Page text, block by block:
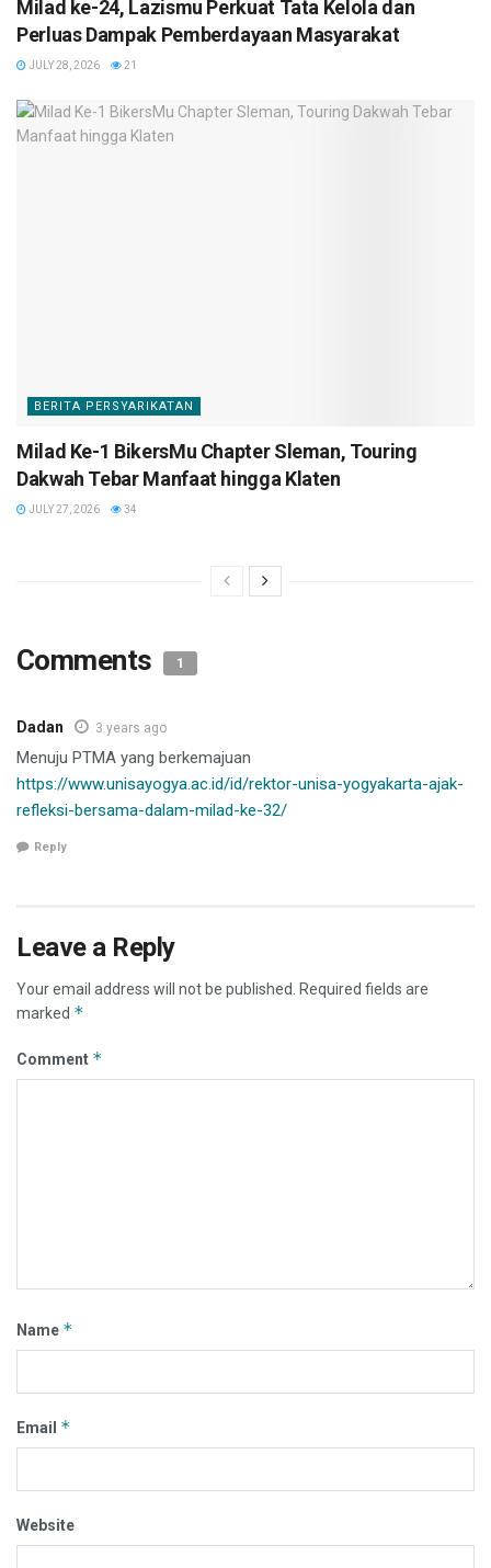
Milad ke-24, Lazismu Perkuat Tata Kelola dan
Perluas Dampak Pemberdayaan Masyarakat
JULY 28, 2026 21
BERITA PERSYARIKATAN
Milad Ke-1 BikersMu Chapter Sleman, Touring
Dakwah Tebar Manfaat hingga Klaten
JULY 27, 2026 34
Comments 1
Dadan 3 years ago
Menuju PTMA yang berkemajuan
https://www.unisayogya.ac.id/id/rektor-unisa-yogyakarta-ajak-
refleksi-bersama-dalam-milad-ke-32/
Reply
Leave a Reply
Your email address will not be published.
Required fields are
marked *
Comment *
Name *
Email *
Website